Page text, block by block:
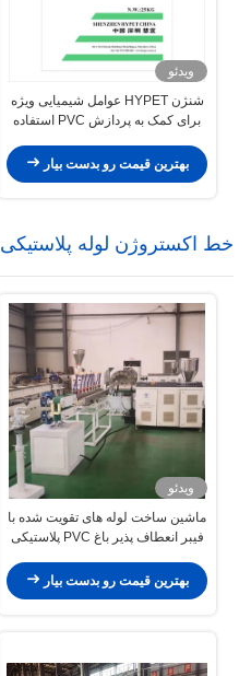
ویدئو
شنژن HYPET عوامل شیمیایی ویژه
برای کمک به پردازش PVC استفاده
بهترین قیمت رو بدست بیار
خط اکستروژن لوله پلاستیکی
ویدئو
ماشین ساخت لوله های تقویت شده با
فیبر انعطاف پذیر باغ PVC پلاستیکی
سی
بهترین قیمت رو بدست بیار